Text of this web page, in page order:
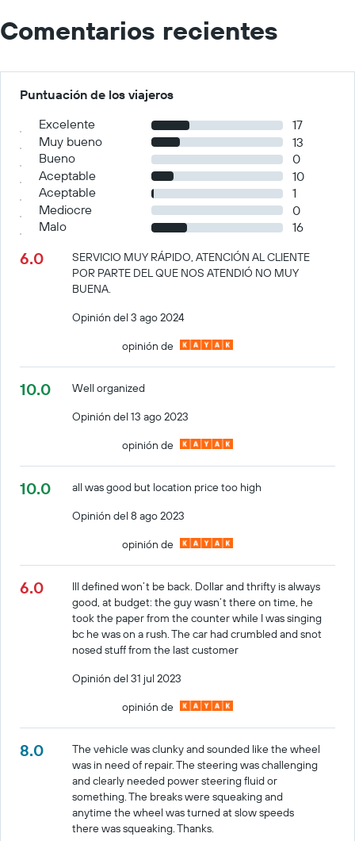
Comentarios recientes
Puntuación de los viajeros
Excelente
17
Muy bueno
13
Bueno
0
Aceptable
10
Aceptable
1
Mediocre
0
Malo
16
6.0
SERVICIO MUY RÁPIDO, ATENCIÓN AL CLIENTE
POR PARTE DEL QUE NOS ATENDIÓ NO MUY
BUENA.
Opinión del 3 ago 2024
opinión de
10.0
Well organized
Opinión del 13 ago 2023
opinión de
10.0
all was good but location price too high
Opinión del 8 ago 2023
opinión de
6.0
Ill defined won’t be back. Dollar and thrifty is always
good, at budget: the guy wasn’t there on time, he
took the paper from the counter while I was singing
bc he was on a rush. The car had crumbled and snot
nosed stuff from the last customer
Opinión del 31 jul 2023
opinión de
8.0
The vehicle was clunky and sounded like the wheel
was in need of repair. The steering was challenging
and clearly needed power steering fluid or
something. The breaks were squeaking and
anytime the wheel was turned at slow speeds
there was squeaking. Thanks.